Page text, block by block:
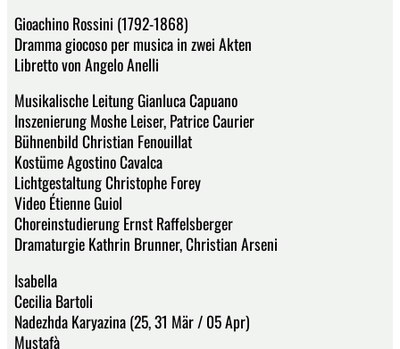
Gioachino Rossini (1792-1868)
Dramma giocoso per musica in zwei Akten
Libretto von Angelo Anelli
Musikalische Leitung Gianluca Capuano
Inszenierung Moshe Leiser, Patrice Caurier
Bühnenbild Christian Fenouillat
Kostüme Agostino Cavalca
Lichtgestaltung Christophe Forey
Video Étienne Guiol
Choreinstudierung Ernst Raffelsberger
Dramaturgie Kathrin Brunner, Christian Arseni
Isabella
Cecilia Bartoli
Nadezhda Karyazina (25, 31 Mär / 05 Apr)
Mustafà